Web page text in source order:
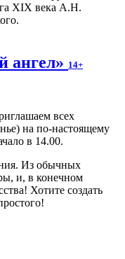
XIX века А.Н.
ангел» 14+
всех
на по-настоящему
в 14.00.
Из обычных
и, в конечном
Хотите создать